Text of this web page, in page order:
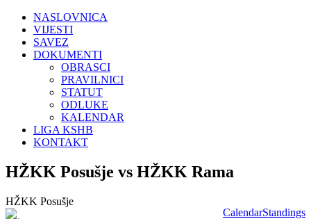
NASLOVNICA
VIJESTI
SAVEZ
DOKUMENTI
OBRASCI
PRAVILNICI
STATUT
ODLUKE
KALENDAR
LIGA KSHB
KONTAKT
HŽKK Posušje vs HŽKK Rama
CalendarStandings
HŽKK Posušje